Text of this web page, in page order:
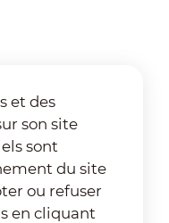
et des
son site
sont
du site
ou refuser
en cliquant